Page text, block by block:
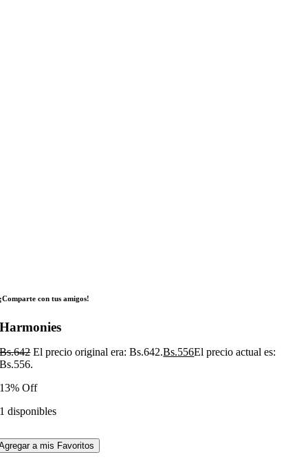
¡Comparte con tus amigos!
Harmonies
Bs.642 El precio original era: Bs.642.Bs.556El precio actual es:
Bs.556.
13% Off
1 disponibles
a mis Favoritos